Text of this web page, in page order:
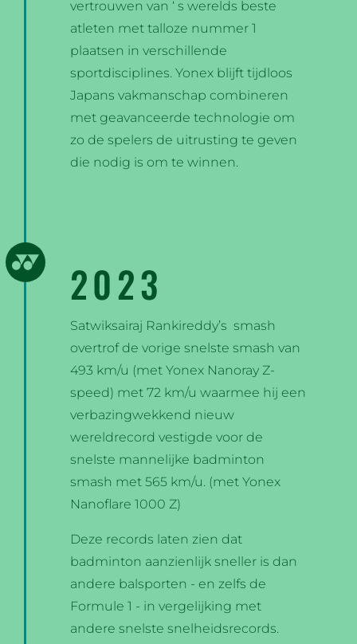
vertrouwen van ‘ s werelds beste
atleten met talloze nummer 1
plaatsen in verschillende
sportdisciplines. Yonex blijft tijdloos
Japans vakmanschap combineren
met geavanceerde technologie om
zo de spelers de uitrusting te geven
die nodig is om te winnen.
2023
Satwiksairaj Rankireddy’s smash
overtrof de vorige snelste smash van
493 km/u (met Yonex Nanoray Z-
speed) met 72 km/u waarmee hij een
verbazingwekkend nieuw
wereldrecord vestigde voor de
snelste mannelijke badminton
smash met 565 km/u. (met Yonex
Nanoflare 1000 Z)
Deze records laten zien dat
badminton aanzienlijk sneller is dan
andere balsporten - en zelfs de
Formule 1 - in vergelijking met
andere snelste snelheidsrecords.